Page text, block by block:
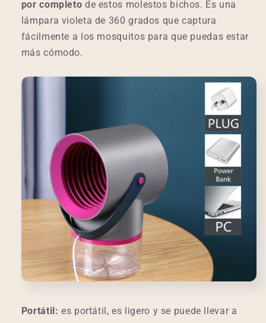
por completo de estos molestos bichos. Es una
lámpara violeta de 360 grados que captura
fácilmente a los mosquitos para que puedas estar
más cómodo.
Portátil: es portátil, es ligero y se puede llevar a